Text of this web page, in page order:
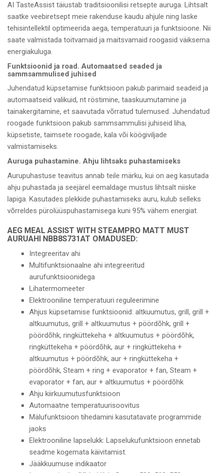
AI TasteAssist täiustab traditsioonilisi retsepte auruga. Lihtsalt
saatke veebiretsept meie rakenduse kaudu ahjule ning laske
tehisintellektil optimeerida aega, temperatuuri ja funktsioone. Nii
saate valmistada toitvamaid ja maitsvamaid roogasid väiksema
energiakuluga.
Funktsioonid ja road. Automaatsed seaded ja
sammsammulised juhised
Juhendatud küpsetamise funktsioon pakub parimaid seadeid ja
automaatseid valikuid, nt röstimine, taaskuumutamine ja
tainakergitamine, et saavutada võrratud tulemused. Juhendatud
roogade funktsioon pakub sammsammulisi juhiseid liha,
küpsetiste, taimsete roogade, kala või köögiviljade
valmistamiseks.
Auruga puhastamine. Ahju lihtsaks puhastamiseks
Aurupuhastuse teavitus annab teile märku, kui on aeg kasutada
ahju puhastada ja seejärel eemaldage mustus lihtsalt niiske
lapiga. Kasutades plekkide puhastamiseks auru, kulub selleks
võrreldes pürolüüspuhastamisega kuni 95% vähem energiat.
AEG MEAL ASSIST WITH STEAMPRO MATT MUST
AURUAHI NBB8S731AT OMADUSED:
Integreeritav ahi
Multifunktsionaalne ahi integreeritud
aurufunktsioonidega
Lihatermomeeter
Elektrooniline temperatuuri reguleerimine
Ahjus küpsetamise funktsioonid: altkuumutus, grill, grill +
altkuumutus, grill + altkuumutus + pöördõhk, grill +
pöördõhk, ringküttekeha + altkuumutus + pöördõhk,
ringküttekeha + pöördõhk, aur + ringküttekeha +
altkuumutus + pöördõhk, aur + ringküttekeha +
pöördõhk, Steam + ring + evaporator + fan, Steam +
evaporator + fan, aur + altkuumutus + pöördõhk
Ahju kiirkuumutusfunktsioon
Automaatne temperatuurisoovitus
Mälufunktsioon tihedamini kasutatavate programmide
jaoks
Elektrooniline lapselukk: Lapselukufunktsioon ennetab
seadme kogemata käivitamist.
Jääkkuumuse indikaator